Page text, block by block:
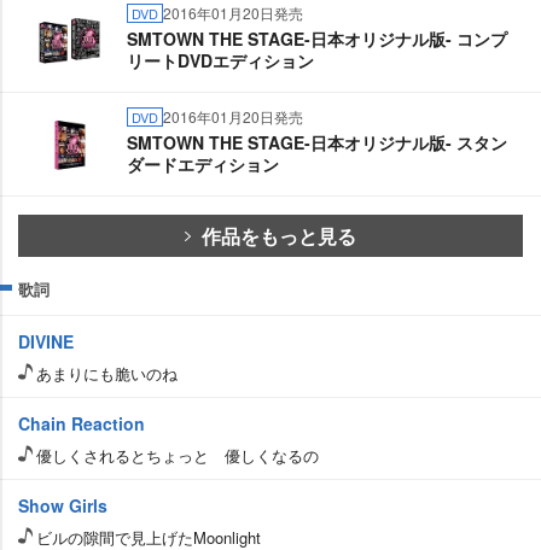
DVD 2016年01月20日発売
SMTOWN THE STAGE-日本オリジナル版- コンプ
リートDVDエディション
DVD 2016年01月20日発売
SMTOWN THE STAGE-日本オリジナル版- スタン
ダードエディション
作品をもっと見る
歌詞
DIVINE
あまりにも脆いのね
Chain Reaction
優しくされるとちょっと 優しくなるの
Show Girls
ビルの隙間で見上げたMoonlight